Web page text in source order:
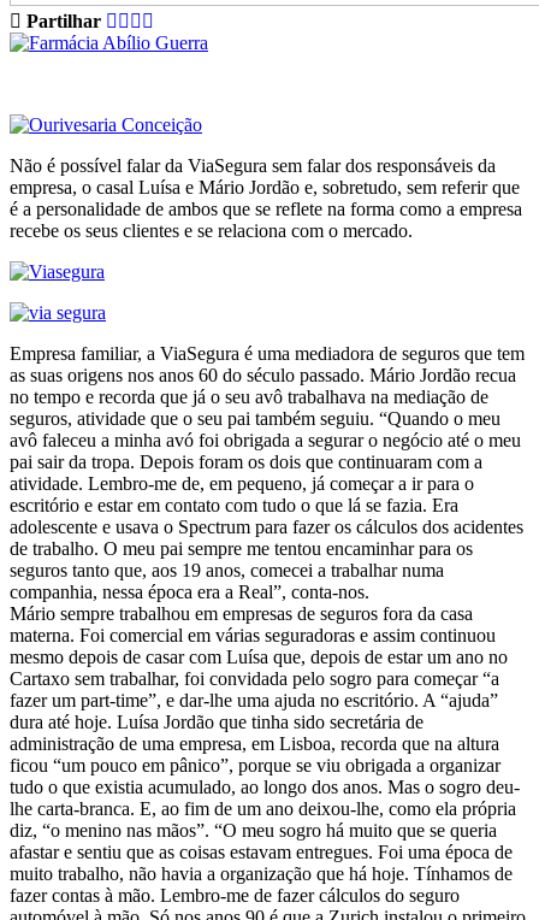
Partilhar
Não é possível falar da ViaSegura sem falar dos responsáveis da
empresa, o casal Luísa e Mário Jordão e, sobretudo, sem referir que
é a personalidade de ambos que se reflete na forma como a empresa
recebe os seus clientes e se relaciona com o mercado.
Empresa familiar, a ViaSegura é uma mediadora de seguros que tem
as suas origens nos anos 60 do século passado. Mário Jordão recua
no tempo e recorda que já o seu avô trabalhava na mediação de
seguros, atividade que o seu pai também seguiu. “Quando o meu
avô faleceu a minha avó foi obrigada a segurar o negócio até o meu
pai sair da tropa. Depois foram os dois que continuaram com a
atividade. Lembro-me de, em pequeno, já começar a ir para o
escritório e estar em contato com tudo o que lá se fazia. Era
adolescente e usava o Spectrum para fazer os cálculos dos acidentes
de trabalho. O meu pai sempre me tentou encaminhar para os
seguros tanto que, aos 19 anos, comecei a trabalhar numa
companhia, nessa época era a Real”, conta-nos.
Mário sempre trabalhou em empresas de seguros fora da casa
materna. Foi comercial em várias seguradoras e assim continuou
mesmo depois de casar com Luísa que, depois de estar um ano no
Cartaxo sem trabalhar, foi convidada pelo sogro para começar “a
fazer um part-time”, e dar-lhe uma ajuda no escritório. A “ajuda”
dura até hoje. Luísa Jordão que tinha sido secretária de
administração de uma empresa, em Lisboa, recorda que na altura
ficou “um pouco em pânico”, porque se viu obrigada a organizar
tudo o que existia acumulado, ao longo dos anos. Mas o sogro deu-
lhe carta-branca. E, ao fim de um ano deixou-lhe, como ela própria
diz, “o menino nas mãos”. “O meu sogro há muito que se queria
afastar e sentiu que as coisas estavam entregues. Foi uma época de
muito trabalho, não havia a organização que há hoje. Tínhamos de
fazer contas à mão. Lembro-me de fazer cálculos do seguro